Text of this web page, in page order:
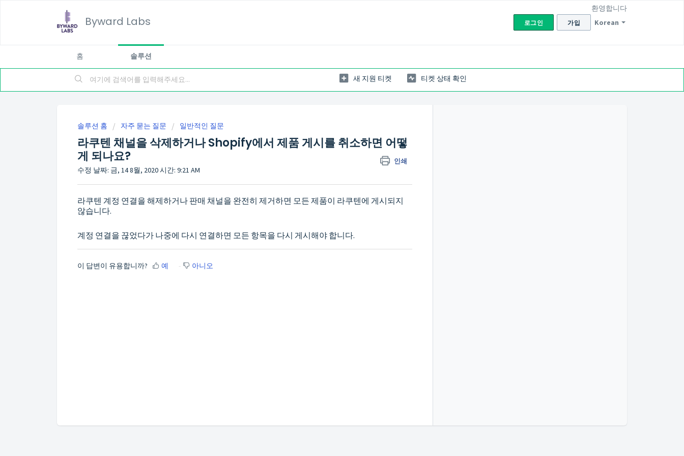
Byward Labs Korean
환영합니다
로그인 가입
홈 솔루션
새 지원 티켓 티켓 상태 확인
솔루션 홈 자주 묻는 질문 일반적인 질문
라쿠텐 채널을 삭제하거나 Shopify에서 제품 게시를 취소하면 어떻
게 되나요?
인쇄
수정 날짜: 금, 14 8월, 2020 시간: 9:21 AM
라쿠텐 계정 연결을 해제하거나 판매 채널을 완전히 제거하면 모든 제품이 라쿠텐에 게시되지
않습니다.
계정 연결을 끊었다가 나중에 다시 연결하면 모든 항목을 다시 게시해야 합니다.
이 답변이 유용합니까? 예 아니오